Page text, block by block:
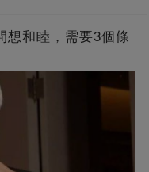
想和睦，需要3個條